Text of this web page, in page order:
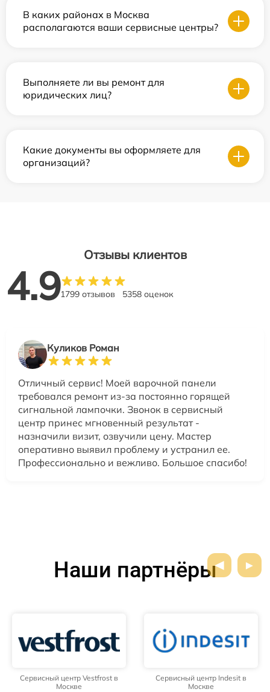
В каких районах в Москва
располагаются ваши сервисные центры?
Выполняете ли вы ремонт для
юридических лиц?
Какие документы вы оформляете для
организаций?
Отзывы клиентов
4.91799 отзывов 5358 оценок
Куликов Роман
Отличный сервис! Моей варочной панели
требовался ремонт из-за постоянно горящей
сигнальной лампочки. Звонок в сервисный
центр принес мгновенный результат -
назначили визит, озвучили цену. Мастер
оперативно выявил проблему и устранил ее.
Профессионально и вежливо. Большое спасибо!
Наши партнёры
Сервисный центр Vestfrost в
Москве
Сервисный центр Indesit в
Москве